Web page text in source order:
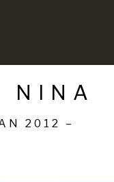
NINA
2012 –